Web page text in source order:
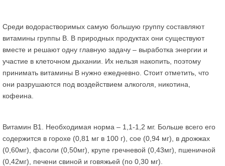
Среди водорастворимых самую большую группу составляют
витамины группы В. В природных продуктах они существуют
вместе и решают одну главную задачу – выработка энергии и
участие в клеточном дыхании. Их нельзя накопить, поэтому
принимать витамины В нужно ежедневно. Стоит отметить, что
они разрушаются под воздействием алкоголя, никотина,
кофеина.
Витамин В1. Необходимая норма – 1,1-1,2 мг. Больше всего его
содержится в горохе (0,81 мг в 100 г), сое (0,94 мг), в дрожжах
(0,60мг), фасоли (0,50мг), крупе гречневой (0,43мг), пшеничной
(0,42мг), печени свиной и говяжьей (по 0,30 мг).